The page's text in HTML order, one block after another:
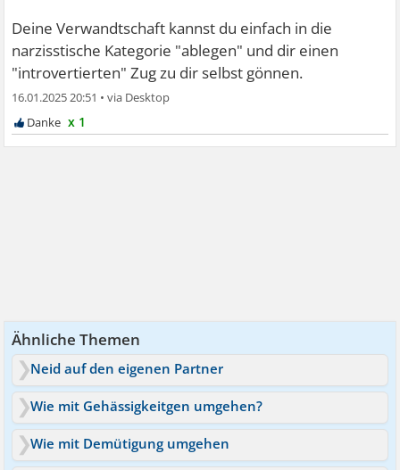
Deine Verwandtschaft kannst du einfach in die
narzisstische Kategorie "ablegen" und dir einen
"introvertierten" Zug zu dir selbst gönnen.
16.01.2025 20:51 •
x 1
Ähnliche Themen
Neid auf den eigenen Partner
Wie mit Gehässigkeitgen umgehen?
Wie mit Demütigung umgehen